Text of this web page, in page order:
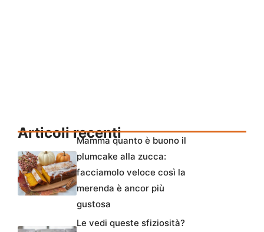
Articoli recentiMamma quanto è buono il
plumcake alla zucca:
facciamolo veloce così la
merenda è ancor più
gustosa
Le vedi queste sfiziosità?